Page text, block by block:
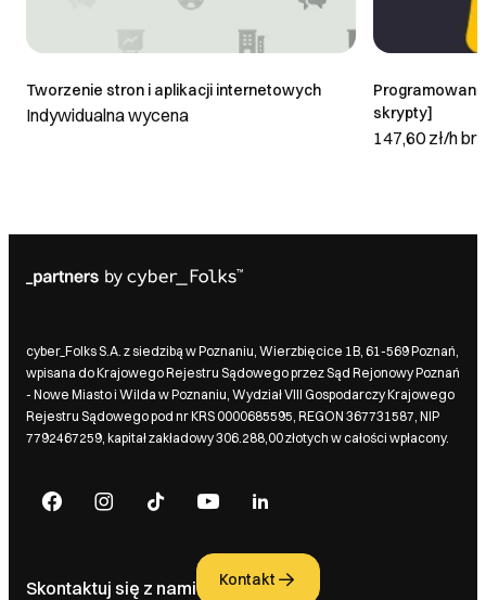
Tworzenie stron i aplikacji internetowych
Indywidualna wycena
skrypty]
147,60 zł/h
cyber_Folks S.A. z siedzibą w Poznaniu, Wierzbięcice 1B, 61-569 Poznań,
wpisana do Krajowego Rejestru Sądowego przez Sąd Rejonowy Poznań
- Nowe Miasto i Wilda w Poznaniu, Wydział VIII Gospodarczy Krajowego
Rejestru Sądowego pod nr KRS 0000685595, REGON 367731587, NIP
7792467259, kapitał zakładowy 306.288,00 złotych w całości wpłacony.
Skontaktuj się z nami Kontakt